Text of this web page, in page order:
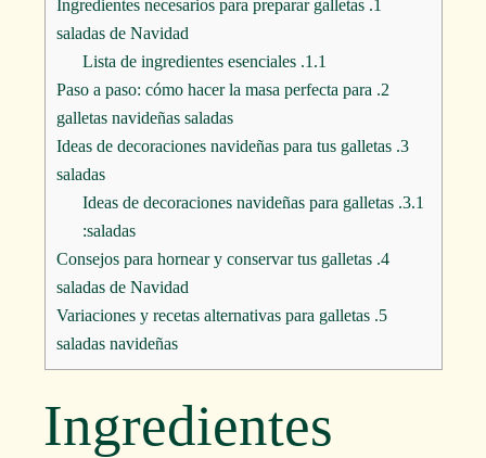
1.
Ingredientes necesarios para preparar galletas
saladas de Navidad
1.1.
Lista de ingredientes esenciales
2.
Paso a paso: cómo hacer la masa perfecta para
galletas navideñas saladas
3.
Ideas de decoraciones navideñas para tus galletas
saladas
3.1.
Ideas de decoraciones navideñas para galletas
saladas:
4.
Consejos para hornear y conservar tus galletas
saladas de Navidad
5.
Variaciones y recetas alternativas para galletas
saladas navideñas
Ingredientes